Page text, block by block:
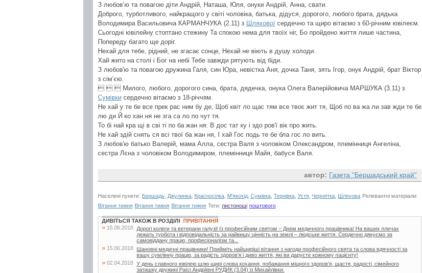
З любов’ю та повагою діти Андрій, Наташа, Юля, онуки Андрій, Анна, свати.
Доброго, турботливого, найкращого у світі чоловіка, батька, дідуся, дорогого, любого брата, дядька
Володимира Васильовича КАРМАНЧУКА (2.11) з Шляхової сердечно та щиро вітаємо з 60-річним ювілеєм.
Сьогодні ювілейну стоптано стежину Та спокою нема для твоїх ніг, Бо пройдено життя лише частина,
Попереду багато ще доріг.
Нехай для тебе, рідний, не згасає сонце, Нехай не віють в душу холоди.
Хай жито на столі і Бог на небі Тебе завжди рятують від біди.
З любов'ю та повагою дружина Галя, син Юра, невістка Аня, дочка Таня, зять Ігор, онук Андрій, брат Віктор
з сім’єю.
   Милого, любого, дорогого сина, брата, дядечка, онука Олега Валерійовича МАРШУКА (3.11) з
Сумівки сердечно вітаємо з 18-річчям.
Не хай у те бе все прек рас ним бу де, Щоб квіт ло щас тям все твоє жит тя, Щоб по ва жа ли зав жди те бе
лю ди Й ко хан ня не зга са ло по чут тя.
То бі най кра щі в сві ті по ба жан ня: В дос тат ку і здо ров'ї вік про жить.
Не хай здій снять ся всі твої ба жан ня, І хай Гос подь те бе бла гос ло вить.
З любов'ю батько Валерій, мама Алла, сестра Валя з чоловіком Олександром, племінниця Ангеліна,
сестра Лєна з чоловіком Володимиром, племінниця Майя, бабуся Валя.
автор: Газета "Бершадський край"
Населені пункти: Бершадь Джулинка Красносілка М'якохід Сумівка Тернівка Устя Чернятка Шляхова Релевантні матеріали:
Вітання тижня Вітання тижня Вітання тижня Теги: листоноші поштового
ДИВІТЬСЯ ТАКОЖ В РОЗДІЛІ ПРИВІТАННЯ
» 15.06.2018
Дорогі колеги та ветерани галузі! Із професійним святом – Днем медичного працівника! На ваших плечах
лежать турбота і відповідальність за найвищу цінність на землі – людське життя. Сердечно дякуємо за
самовіддану працю, професіоналізм та...
» 15.06.2018
Шановні медичні працівники! Прийміть найщиріші вітання з нагоди професійного свята та слова вдячності за
вашу сумлінну працю, за радість здоров’я і диво життя, які ви даруєте кожному пацієнту!
» 02.04.2018 У день славного ювілею шлю щирі слова кохання, побажання міцного здоров’я, щастя, радості, сімейного
затишку дружині Раїсі Андріївні РУДИК (3.04) із Михайлівки.